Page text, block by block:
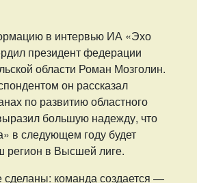
в интервью ИА «Эхо
президент федерации
области Роман Мозголин.
он рассказал
по развитию областного
большую надежду, что
в следующем году будет
регион в Высшей лиге.
команда создается —